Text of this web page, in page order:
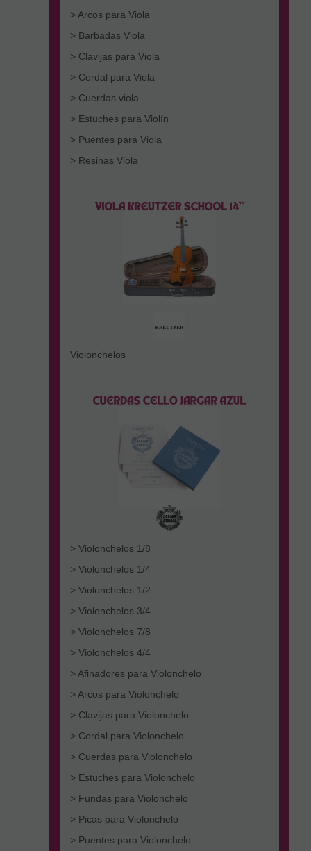
> Arcos para Viola
> Barbadas Viola
> Clavijas para Viola
> Cordal para Viola
> Cuerdas viola
> Estuches para Violín
> Puentes para Viola
> Resinas Viola
Violonchelos
> Violonchelos 1/8
> Violonchelos 1/4
> Violonchelos 1/2
> Violonchelos 3/4
> Violonchelos 7/8
> Violonchelos 4/4
> Afinadores para Violonchelo
> Arcos para Violonchelo
> Clavijas para Violonchelo
> Cordal para Violonchelo
> Cuerdas para Violonchelo
> Estuches para Violonchelo
> Fundas para Violonchelo
> Picas para Violonchelo
> Puentes para Violonchelo